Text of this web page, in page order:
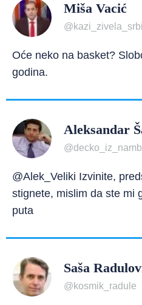
Miša Vacić
Oće neko na basket?
godina.
Aleksandar
@Alek_Veliki Izvinite,
stignete, mislim da ste mi
puta
Saša
@kosmik_radule